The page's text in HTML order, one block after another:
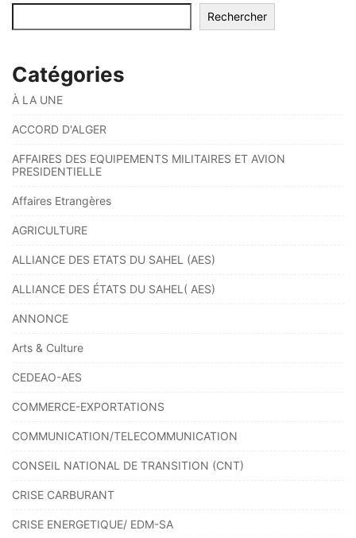
Rechercher
Catégories
À LA UNE
ACCORD D'ALGER
AFFAIRES DES EQUIPEMENTS MILITAIRES ET AVION
PRESIDENTIELLE
Affaires Etrangères
AGRICULTURE
ALLIANCE DES ETATS DU SAHEL (AES)
ALLIANCE DES ÉTATS DU SAHEL( AES)
ANNONCE
Arts & Culture
CEDEAO-AES
COMMERCE-EXPORTATIONS
COMMUNICATION/TELECOMMUNICATION
CONSEIL NATIONAL DE TRANSITION (CNT)
CRISE CARBURANT
CRISE ENERGETIQUE/ EDM-SA